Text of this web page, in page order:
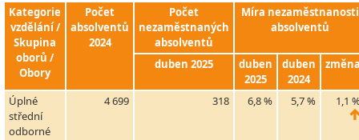
Kategorie
vzdělání /
Skupina
oborů /
Obory
Počet
absolventů
2024
Počet
nezaměstnaných
absolventů
Míra nezaměstnanosti
absolventů
duben 2025
duben
2025
duben
2024
Úplné
střední
odborné
4 699 318 6,8 % 5,7 % 1,1